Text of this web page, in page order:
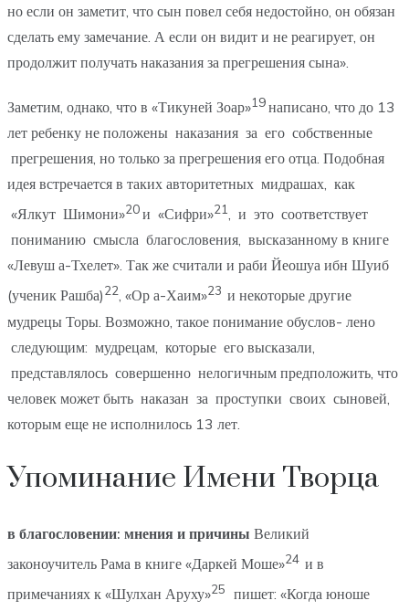
но если он заметит, что сын повел себя недостойно, он обязан
сделать ему замечание. А если он видит и не реагирует, он
продолжит получать наказания за прегрешения сына».
Заметим, однако, что в «Тикуней Зоар»19написано, что до 13
лет ребенку не положены наказания за его собственные
прегрешения, но только за прегрешения его отца. Подобная
идея встречается в таких авторитетных мидрашах, как
«Ялкут Шимони»20и «Сифри»21, и это соответствует
пониманию смысла благословения, высказанному в книге
«Левуш а-Тхелет». Так же считали и раби Йеошуа ибн Шуиб
(ученик Рашба)22, «Ор а-Хаим»23 и некоторые другие
мудрецы Торы. Возможно, такое понимание обуслов- лено
следующим: мудрецам, которые его высказали,
представлялось совершенно нелогичным предположить, что
человек может быть наказан за проступки своих сыновей,
которым еще не исполнилось 13 лет.
Упоминание Имени Творца
в благословении: мнения и причины Великий
законоучитель Рама в книге «Даркей Моше»24 и в
примечаниях к «Шулхан Аруху»25 пишет: «Когда юноше